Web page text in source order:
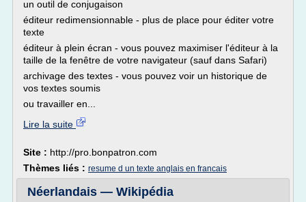
un outil de conjugaison
éditeur redimensionnable - plus de place pour éditer votre
texte
éditeur à plein écran - vous pouvez maximiser l'éditeur à la
taille de la fenêtre de votre navigateur (sauf dans Safari)
archivage des textes - vous pouvez voir un historique de
vos textes soumis
ou travailler en...
Lire la suite
Site : http://pro.bonpatron.com
Thèmes liés : resume d un texte anglais en francais
Néerlandais — Wikipédia